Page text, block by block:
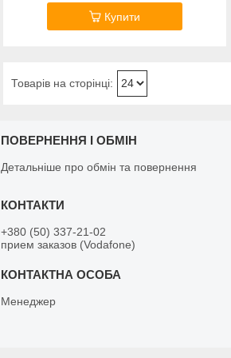
Купити
ПОВЕРНЕННЯ І ОБМІН
Детальніше про обмін та повернення
+380 (50) 337-21-02
прием заказов (Vodafone)
Менеджер